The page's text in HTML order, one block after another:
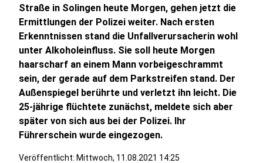
Straße in Solingen heute Morgen, gehen jetzt die
Ermittlungen der Polizei weiter. Nach ersten
Erkenntnissen stand die Unfallverursacherin wohl
unter Alkoholeinfluss. Sie soll heute Morgen
haarscharf an einem Mann vorbeigeschrammt
sein, der gerade auf dem Parkstreifen stand. Der
Außenspiegel berührte und verletzt ihn leicht. Die
25-jährige flüchtete zunächst, meldete sich aber
später von sich aus bei der Polizei. Ihr
Führerschein wurde eingezogen.
Veröffentlicht: Mittwoch, 11.08.2021 14:25